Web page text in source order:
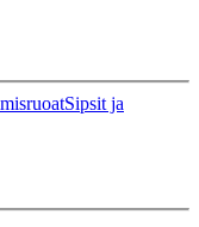
Sipsit ja